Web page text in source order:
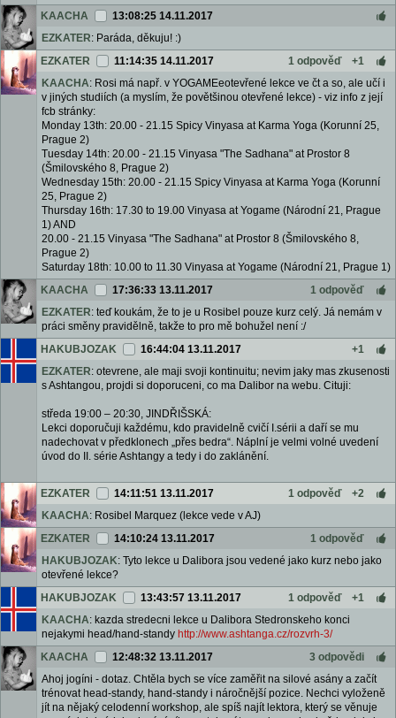
KAACHA
13:08:25 14.11.2017
EZKATER: Paráda, děkuju! :)
EZKATER
11:14:35 14.11.2017 1 odpověď
+1
KAACHA: Rosi má např. v YOGAMEeotevřené lekce ve čt a so, ale učí i
v jiných studiích (a myslím, že povětšinou otevřené lekce) - viz info z její
fcb stránky:
Monday 13th: 20.00 - 21.15 Spicy Vinyasa at Karma Yoga (Korunní 25,
Prague 2)
Tuesday 14th: 20.00 - 21.15 Vinyasa "The Sadhana" at Prostor 8
(Šmilovského 8, Prague 2)
Wednesday 15th: 20.00 - 21.15 Spicy Vinyasa at Karma Yoga (Korunní
25, Prague 2)
Thursday 16th: 17.30 to 19.00 Vinyasa at Yogame (Národní 21, Prague
1) AND
20.00 - 21.15 Vinyasa "The Sadhana" at Prostor 8 (Šmilovského 8,
Prague 2)
Saturday 18th: 10.00 to 11.30 Vinyasa at Yogame (Národní 21, Prague 1)
KAACHA
17:36:33 13.11.2017
1 odpověď
EZKATER: teď koukám, že to je u Rosibel pouze kurz celý. Já nemám v
práci směny pravidělně, takže to pro mě bohužel není :/
HAKUBJOZAK
16:44:04 13.11.2017
+1
EZKATER: otevrene, ale maji svoji kontinuitu; nevim jaky mas zkusenosti
s Ashtangou, projdi si doporuceni, co ma Dalibor na webu. Cituji:
středa 19:00 – 20:30, JINDŘIŠSKÁ:
Lekci doporučuji každému, kdo pravidelně cvičí I.sérii a daří se mu
nadechovat v předklonech „přes bedra“. Náplní je velmi volné uvedení
úvod do II. série Ashtangy a tedy i do zaklánění.
EZKATER 14:11:51 13.11.2017 1 odpověď
+2
KAACHA: Rosibel Marquez (lekce vede v AJ)
EZKATER
14:10:24 13.11.2017
1 odpověď
HAKUBJOZAK: Tyto lekce u Dalibora jsou vedené jako kurz nebo jako
otevřené lekce?
HAKUBJOZAK
13:43:57 13.11.2017 1 odpověď
+1
KAACHA: kazda stredecni lekce u Dalibora Stedronskeho konci
nejakymi head/hand-standy http://www.ashtanga.cz/rozvrh-3/
KAACHA
12:48:32 13.11.2017
3 odpovědi
Ahoj jogíni - dotaz. Chtěla bych se více zaměřit na silové asány a začít
trénovat head-standy, hand-standy i náročnější pozice. Nechci vyloženě
jít na nějaký celodenní workshop, ale spíš najít lektora, který se věnuje